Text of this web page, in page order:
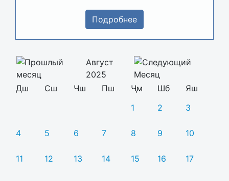
Подробнее
Август
2025
Дш
Сш Чш Пш Ҷм Шб
Яш
1
2 3
4 5 6 7 8 9 10
11 12 13 14 15 16 17